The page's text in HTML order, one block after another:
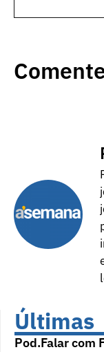
Últimas
Pod.Falar com